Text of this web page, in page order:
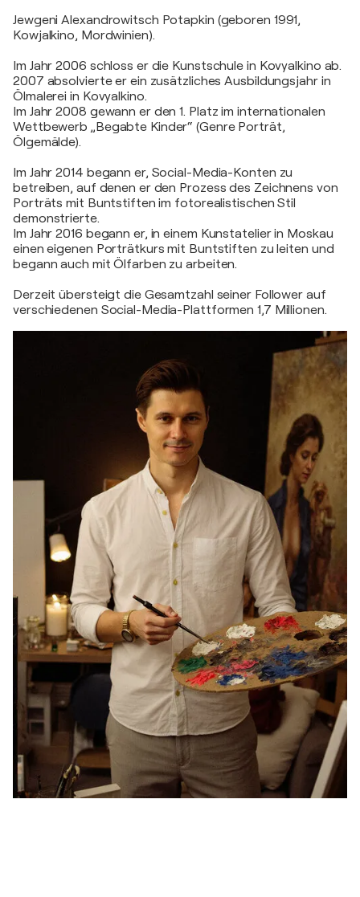
Jewgeni Alexandrowitsch Potapkin (geboren 1991,
Kowjalkino, Mordwinien).
Im Jahr 2006 schloss er die Kunstschule in Kovyalkino ab.
2007 absolvierte er ein zusätzliches Ausbildungsjahr in
Ölmalerei in Kovyalkino.
Im Jahr 2008 gewann er den 1. Platz im internationalen
Wettbewerb „Begabte Kinder“ (Genre Porträt,
Ölgemälde).
Im Jahr 2014 begann er, Social-Media-Konten zu
betreiben, auf denen er den Prozess des Zeichnens von
Porträts mit Buntstiften im fotorealistischen Stil
demonstrierte.
Im Jahr 2016 begann er, in einem Kunstatelier in Moskau
einen eigenen Porträtkurs mit Buntstiften zu leiten und
begann auch mit Ölfarben zu arbeiten.
Derzeit übersteigt die Gesamtzahl seiner Follower auf
verschiedenen Social-Media-Plattformen 1,7 Millionen.